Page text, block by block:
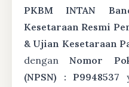
PKBM INTAN
Kesetaraan Resmi
& Ujian Kesetaraan
denganNomor
(NPSN) : P9948537